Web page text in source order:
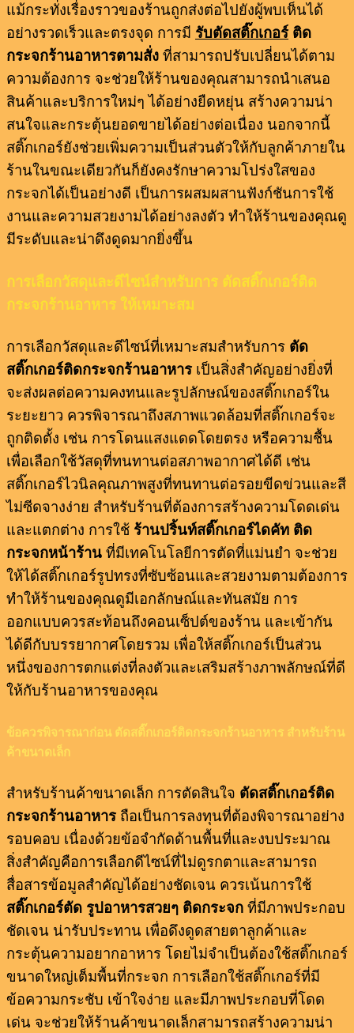
แม้กระทั่งเรื่องราวของร้านถูกส่งต่อไปยังผู้พบเห็นได้
อย่างรวดเร็วและตรงจุด การมี รับตัดสติ๊กเกอร์ติด
กระจกร้านอาหารตามสั่ง ที่สามารถปรับเปลี่ยนได้ตาม
ความต้องการ จะช่วยให้ร้านของคุณสามารถนำเสนอ
สินค้าและบริการใหม่ๆ ได้อย่างยืดหยุ่น สร้างความน่า
สนใจและกระตุ้นยอดขายได้อย่างต่อเนื่อง นอกจากนี้
สติ๊กเกอร์ยังช่วยเพิ่มความเป็นส่วนตัวให้กับลูกค้าภายใน
ร้านในขณะเดียวกันก็ยังคงรักษาความโปร่งใสของ
กระจกได้เป็นอย่างดี เป็นการผสมผสานฟังก์ชันการใช้
งานและความสวยงามได้อย่างลงตัว ทำให้ร้านของคุณดู
มีระดับและน่าดึงดูดมากยิ่งขึ้น
การเลือกวัสดุและดีไซน์สำหรับการ ตัดสติ๊กเกอร์ติด
กระจกร้านอาหาร ให้เหมาะสม
การเลือกวัสดุและดีไซน์ที่เหมาะสมสำหรับการ ตัด
สติ๊กเกอร์ติดกระจกร้านอาหารเป็นสิ่งสำคัญอย่างยิ่งที่
จะส่งผลต่อความคงทนและรูปลักษณ์ของสติ๊กเกอร์ใน
ระยะยาว ควรพิจารณาถึงสภาพแวดล้อมที่สติ๊กเกอร์จะ
ถูกติดตั้ง เช่น การโดนแสงแดดโดยตรง หรือความชื้น
เพื่อเลือกใช้วัสดุที่ทนทานต่อสภาพอากาศได้ดี เช่น
สติ๊กเกอร์ไวนิลคุณภาพสูงที่ทนทานต่อรอยขีดข่วนและสี
ไม่ซีดจางง่าย สำหรับร้านที่ต้องการสร้างความโดดเด่น
และแตกต่าง การใช้ ร้านปริ้นท์สติ๊กเกอร์ไดคัท ติด
กระจกหน้าร้าน ที่มีเทคโนโลยีการตัดที่แม่นยำ จะช่วย
ให้ได้สติ๊กเกอร์รูปทรงที่ซับซ้อนและสวยงามตามต้องการ
ทำให้ร้านของคุณดูมีเอกลักษณ์และทันสมัย การ
ออกแบบควรสะท้อนถึงคอนเซ็ปต์ของร้าน และเข้ากัน
ได้ดีกับบรรยากาศโดยรวม เพื่อให้สติ๊กเกอร์เป็นส่วน
หนึ่งของการตกแต่งที่ลงตัวและเสริมสร้างภาพลักษณ์ที่ดี
ให้กับร้านอาหารของคุณ
ข้อควรพิจารณาก่อน ตัดสติ๊กเกอร์ติดกระจกร้านอาหาร สำหรับร้าน
ค้าขนาดเล็ก
สำหรับร้านค้าขนาดเล็ก การตัดสินใจ ตัดสติ๊กเกอร์ติด
กระจกร้านอาหารถือเป็นการลงทุนที่ต้องพิจารณาอย่าง
รอบคอบ เนื่องด้วยข้อจำกัดด้านพื้นที่และงบประมาณ
สิ่งสำคัญคือการเลือกดีไซน์ที่ไม่ดูรกตาและสามารถ
สื่อสารข้อมูลสำคัญได้อย่างชัดเจน ควรเน้นการใช้
สติ๊กเกอร์ตัด รูปอาหารสวยๆ ติดกระจก ที่มีภาพประกอบ
ชัดเจน น่ารับประทาน เพื่อดึงดูดสายตาลูกค้าและ
กระตุ้นความอยากอาหาร โดยไม่จำเป็นต้องใช้สติ๊กเกอร์
ขนาดใหญ่เต็มพื้นที่กระจก การเลือกใช้สติ๊กเกอร์ที่มี
ข้อความกระชับ เข้าใจง่าย และมีภาพประกอบที่โดด
เด่น จะช่วยให้ร้านค้าขนาดเล็กสามารถสร้างความน่า